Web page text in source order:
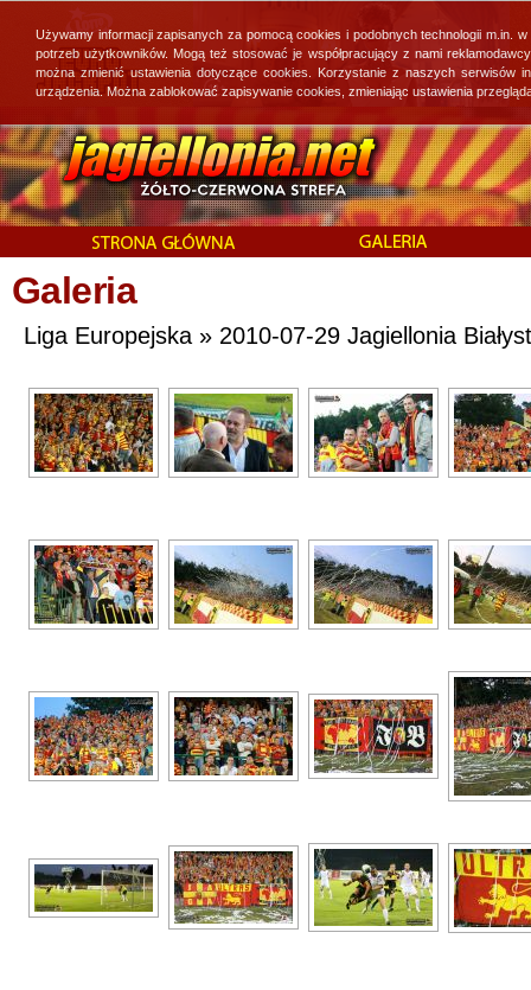
Galeria
Liga Europejska » 2010-07-29 Jagiellonia
Używamy informacji zapisanych za pomocą cookies i podobnych technologii
potrzeb użytkowników. Mogą też stosować je współpracujący z nami
można zmienić ustawienia dotyczące cookies. Korzystanie z naszych
urządzenia. Można zablokować zapisywanie cookies, zmieniając ustawienia